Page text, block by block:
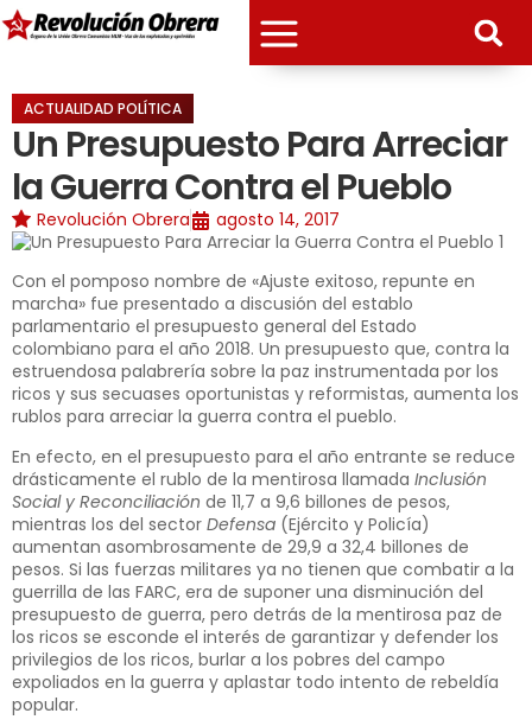
ACTUALIDAD POLÍTICA
Un Presupuesto Para Arreciar
la Guerra Contra el Pueblo
Revolución Obrera agosto 14, 2017
Con el pomposo nombre de «Ajuste exitoso, repunte en
marcha» fue presentado a discusión del establo
parlamentario el presupuesto general del Estado
colombiano para el año 2018. Un presupuesto que, contra la
estruendosa palabrería sobre la paz instrumentada por los
ricos y sus secuases oportunistas y reformistas, aumenta los
rublos para arreciar la guerra contra el pueblo.
En efecto, en el presupuesto para el año entrante se reduce
drásticamente el rublo de la mentirosa llamada Inclusión
Social y Reconciliación de 11,7 a 9,6 billones de pesos,
mientras los del sector Defensa (Ejército y Policía)
aumentan asombrosamente de 29,9 a 32,4 billones de
pesos. Si las fuerzas militares ya no tienen que combatir a la
guerrilla de las FARC, era de suponer una disminución del
presupuesto de guerra, pero detrás de la mentirosa paz de
los ricos se esconde el interés de garantizar y defender los
privilegios de los ricos, burlar a los pobres del campo
expoliados en la guerra y aplastar todo intento de rebeldía
popular.